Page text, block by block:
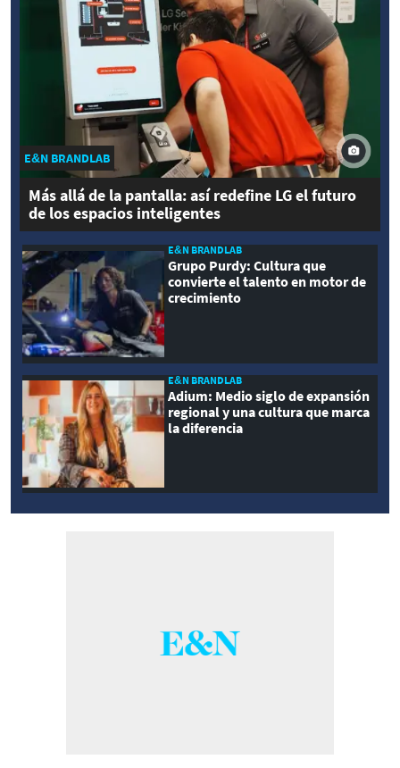
E&N BRANDLAB
Más allá de la pantalla: así redefine LG el futuro
de los espacios inteligentes
E&N BRANDLAB
Grupo Purdy: Cultura que
convierte el talento en motor de
crecimiento
E&N BRANDLAB
Adium: Medio siglo de expansión
regional y una cultura que marca
la diferencia